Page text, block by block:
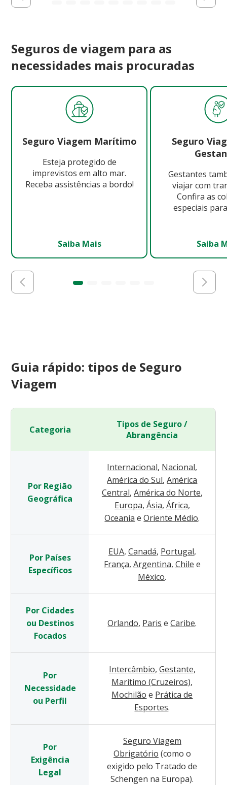
Seguros de viagem para as
necessidades mais procuradas
Seguro Viagem Marítimo
Esteja protegido de
imprevistos em alto mar.
Receba assistências a bordo!
Saiba Mais
Seguro
Gestantes
viajar com
Confira as
especiais
Saiba
Guia rápido: tipos de Seguro
Viagem
Categoria
Tipos de Seguro /
Abrangência
Por Região
Geográfica
Internacional, Nacional,
América do Sul, América
Central, América do Norte,
Europa, Ásia, África,
Oceania e Oriente Médio.
Por Países
Específicos
EUA, Canadá, Portugal,
França, Argentina, Chile e
México.
Por Cidades
ou Destinos
Focados
Orlando, Paris e Caribe.
Por
Necessidade
ou Perfil
Intercâmbio, Gestante,
Marítimo (Cruzeiros),
Mochilão e Prática de
Esportes.
Por
Exigência
Legal
Seguro Viagem
Obrigatório (como o
exigido pelo Tratado de
Schengen na Europa).